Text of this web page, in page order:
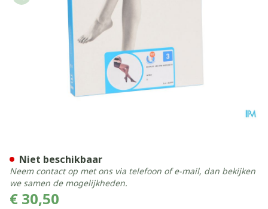
€ 30,50
Niet beschikbaar
Neem contact op met ons via telefoon of e-mail, dan bekijken
we samen de mogelijkheden.